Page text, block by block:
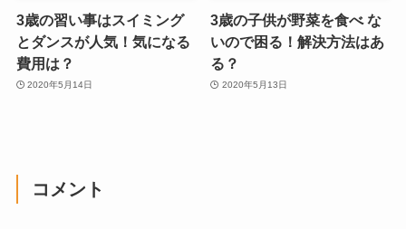
3歳の習い事はスイミング
とダンスが人気！気になる
費用は？
2020年5月14日
3歳の子供が野菜を食べ な
いので困る！解決方法はあ
る？
2020年5月13日
コメント